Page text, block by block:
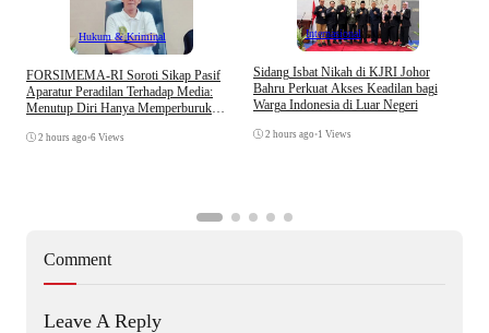
Hukum & Kriminal
​FORSIMEMA-RI Soroti Sikap Pasif
Aparatur Peradilan Terhadap Media:
Menutup Diri Hanya Memperburuk
2 hours ago •6 Views
Internasional
Sidang Isbat Nikah di KJRI Johor
Bahru Perkuat Akses Keadilan bagi
Warga Indonesia di Luar Negeri
2 hours ago •1 Views
Comment
Leave A Reply